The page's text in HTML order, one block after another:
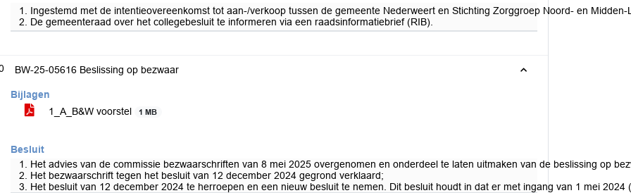
1. Ingestemd met de intentieovereenkomst tot aan-/verkoop tussen de gemeente Nederweert en Stichting Zorggroep Noord- en
2. De gemeenteraad over het collegebesluit te informeren via een raadsinformatiebrief (RIB).
BW-25-05616 Beslissing op bezwaar
Bijlagen
1_A_B&W voorstel
1 MB
Besluit
1. Het advies van de commissie bezwaarschriften van 8 mei 2025 overgenomen en onderdeel te laten uitmaken van de beslissing op
2. Het bezwaarschrift tegen het besluit van 12 december 2024 gegrond verklaard;
3. Het besluit van 12 december 2024 te herroepen en een nieuw besluit te nemen. Dit besluit houdt in dat er met ingang van 1 mei